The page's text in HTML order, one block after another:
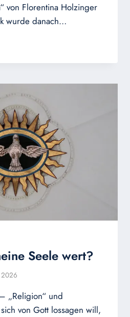
von Florentina Holzinger
wurde danach…
Seele wert?
„Religion“ und
von Gott lossagen will,